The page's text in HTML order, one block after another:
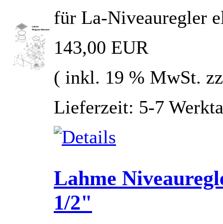
für La-Niveauregler
143,00 EUR
( inkl. 19 % MwSt.
Lieferzeit: 5-7
Lahme
1/2"